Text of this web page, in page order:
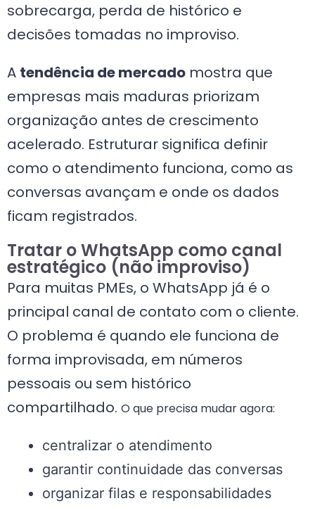
sobrecarga, perda de histórico e
decisões tomadas no improviso.
A tendência de mercado mostra que
empresas mais maduras priorizam
organização antes de crescimento
acelerado. Estruturar significa definir
como o atendimento funciona, como as
conversas avançam e onde os dados
ficam registrados.
Tratar o WhatsApp como canal
estratégico (não improviso)
Para muitas PMEs, o WhatsApp já é o
principal canal de contato com o cliente.
O problema é quando ele funciona de
forma improvisada, em números
pessoais ou sem histórico
compartilhado. O que precisa mudar agora:
centralizar o atendimento
garantir continuidade das conversas
organizar filas e responsabilidades